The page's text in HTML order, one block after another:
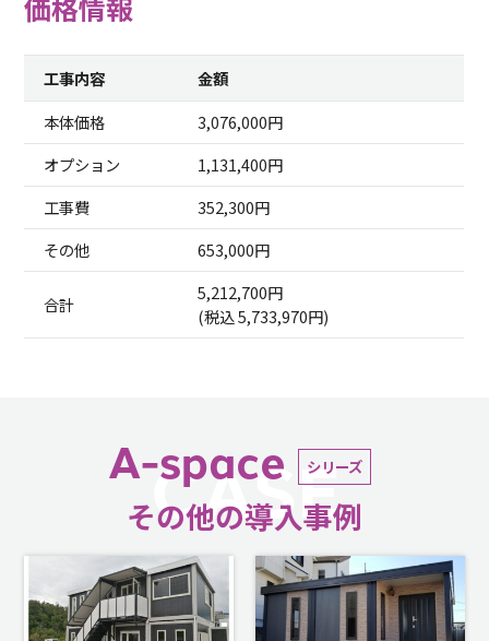
工事内容
金額
本体価格
3,076,000円
オプション
1,131,400円
工事費
352,300円
その他
653,000円
合計
5,212,700円
(税込 5,733,970円)
A-space シリーズ
その他の導入事例
CASE